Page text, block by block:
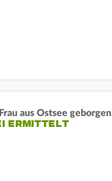
aus Ostsee geborgen
ERMITTELT